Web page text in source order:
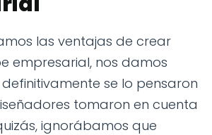
las ventajas de crear
empresarial, nos damos
se lo pensaron
tomaron en cuenta
ignorábamos que